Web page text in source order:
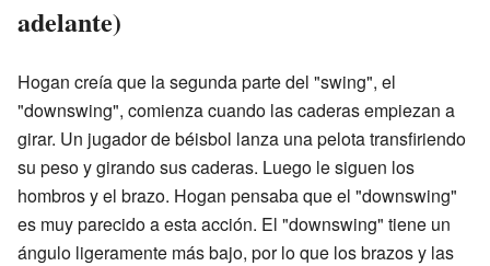
adelante)
Hogan creía que la segunda parte del "swing", el
"downswing", comienza cuando las caderas empiezan a
girar. Un jugador de béisbol lanza una pelota transfiriendo
su peso y girando sus caderas. Luego le siguen los
hombros y el brazo. Hogan pensaba que el "downswing"
es muy parecido a esta acción. El "downswing" tiene un
ángulo ligeramente más bajo, por lo que los brazos y las